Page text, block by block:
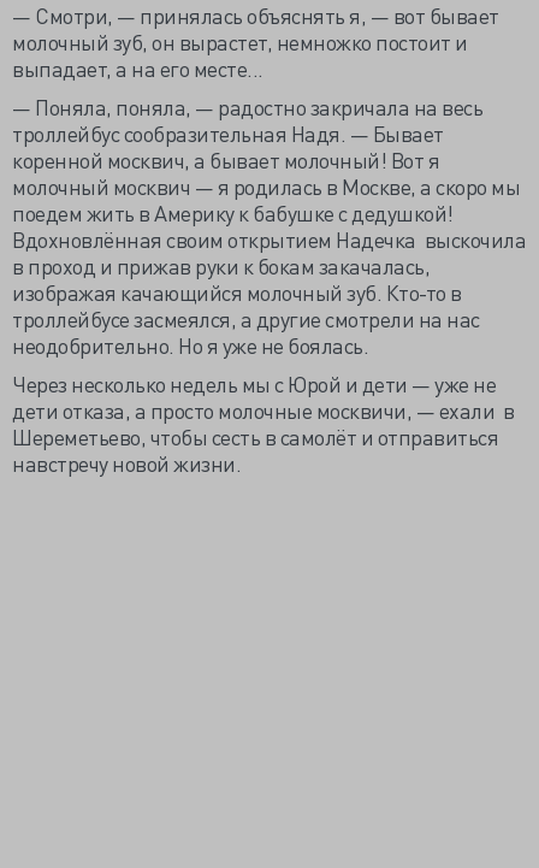
— Смотри, — принялась объяснять я, — вот бывает
молочный зуб, он вырастет, немножко постоит и
выпадает, а на его месте...
— Поняла, поняла, — радостно закричала на весь
троллейбус сообразительная Надя. — Бывает
коренной москвич, а бывает молочный! Вот я
молочный москвич — я родилась в Москве, а скоро мы
поедем жить в Америку к бабушке с дедушкой!
Вдохновлённая своим открытием Надечка выскочила
в проход и прижав руки к бокам закачалась,
изображая качающийся молочный зуб. Кто-то в
троллейбусе засмеялся, а другие смотрели на нас
неодобрительно. Но я уже не боялась.
Через несколько недель мы с Юрой и дети — уже не
дети отказа, а просто молочные москвичи, — ехали в
Шереметьево, чтобы сесть в самолёт и отправиться
навстречу новой жизни.